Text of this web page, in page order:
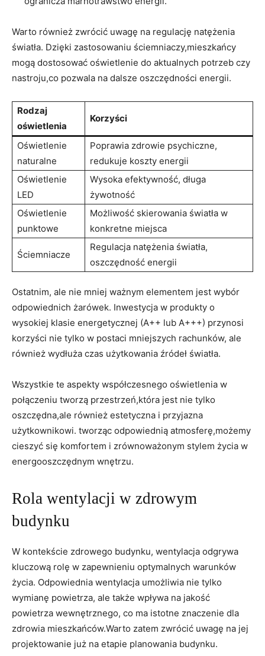
Warto również zwrócić uwagę na ⁣regulację⁤ natężenia
światła. Dzięki zastosowaniu ściemniaczy,mieszkańcy
mogą⁣ dostosować oświetlenie do aktualnych potrzeb ⁣czy
nastroju,co⁣ pozwala na dalsze oszczędności energii.
Rodzaj
oświetlenia
Korzyści
Oświetlenie
naturalne
Poprawia zdrowie psychiczne,
redukuje koszty energii
Oświetlenie
LED
Wysoka efektywność, długa
żywotność
Oświetlenie
punktowe
Możliwość skierowania światła w
konkretne⁣ miejsca
Ściemniacze
Regulacja natężenia ⁤światła,
⁢oszczędność energii
Ostatnim, ale nie mniej ważnym elementem⁣ jest ‍wybór
odpowiednich żarówek. Inwestycja w produkty ‌o
wysokiej klasie energetycznej (A++ lub A+++) ⁤przynosi
korzyści nie tylko w postaci mniejszych rachunków, ale
również ⁣wydłuża czas użytkowania źródeł światła.
Wszystkie te aspekty współczesnego oświetlenia w
połączeniu tworzą przestrzeń,która jest‌ nie tylko
oszczędna,ale również estetyczna i przyjazna
użytkownikowi. tworząc odpowiednią atmosferę,możemy
cieszyć się komfortem i zrównoważonym stylem⁣ życia w
energooszczędnym wnętrzu.
Rola wentylacji w zdrowym
budynku
W kontekście zdrowego budynku, wentylacja odgrywa
kluczową rolę w ​zapewnieniu optymalnych warunków
życia. Odpowiednia wentylacja umożliwia nie tylko​
wymianę powietrza, ale także wpływa na jakość
powietrza wewnętrznego, co ma istotne znaczenie dla
zdrowia mieszkańców.Warto zatem zwrócić uwagę na jej
‌projektowanie już na etapie planowania budynku.